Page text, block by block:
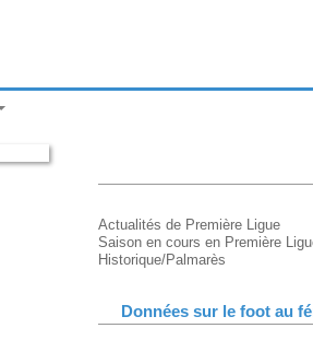
Actualités de Première Ligue
Saison en cours en Première
Historique/Palmarès
Données sur le foot au